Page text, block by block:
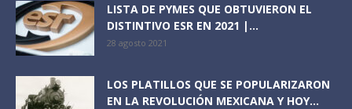
LISTA DE PYMES QUE OBTUVIERON EL
DISTINTIVO ESR EN 2021 |...
28 agosto 2021
LOS PLATILLOS QUE SE POPULARIZARON
EN LA REVOLUCIÓN MEXICANA Y HOY...